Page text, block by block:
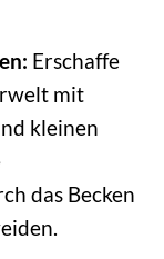
Erschaffe
mit
kleinen
das Becken